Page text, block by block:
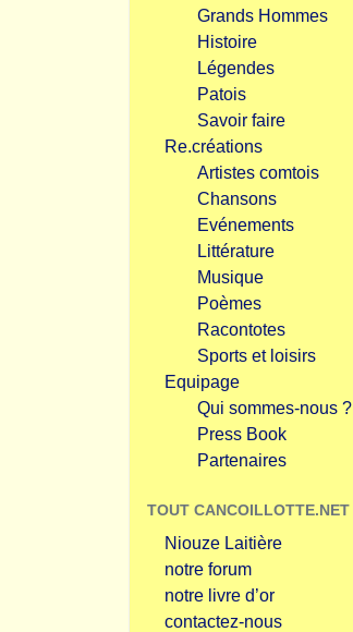
Grands Hommes
Histoire
Légendes
Patois
Savoir faire
Re.créations
Artistes comtois
Chansons
Evénements
Littérature
Musique
Poèmes
Racontotes
Sports et loisirs
Equipage
Qui sommes-nous ?
Press Book
Partenaires
TOUT CANCOILLOTTE.NET
Niouze Laitière
notre forum
notre livre d’or
contactez-nous